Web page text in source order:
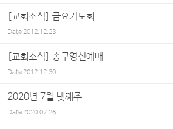
[교회소식] 금요기도회
Date2012.12.23
[교회소식] 송구영신예배
Date2012.12.30
2020년 7월 넷째주
Date2020.07.26